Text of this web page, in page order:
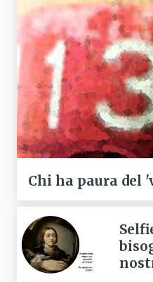
Chi ha paura del